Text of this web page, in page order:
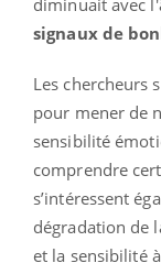
diminuait avec
signaux de
Les chercheurs
pour mener de
sensibilité
comprendre
s’intéressent
dégradation de
et la sensibilité